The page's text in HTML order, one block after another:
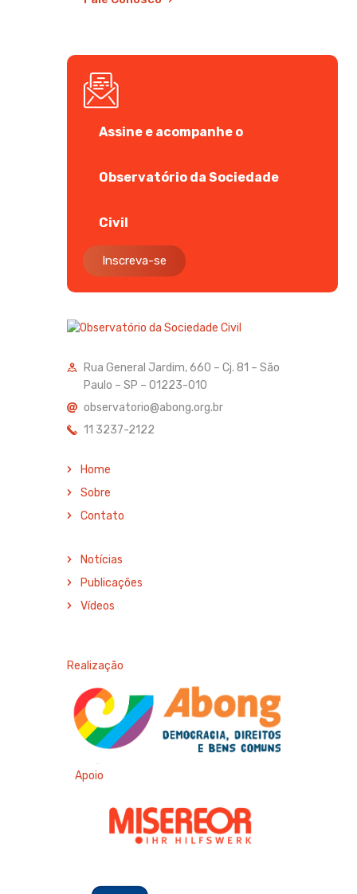
Assine e acompanhe o
Observatório da Sociedade
Civil
Inscreva-se
Rua General Jardim, 660 – Cj. 81 – São
Paulo – SP – 01223-010
observatorio@abong.org.br
11 3237-2122
Home
Sobre
Contato
Notícias
Publicações
Vídeos
Realização
Apoio